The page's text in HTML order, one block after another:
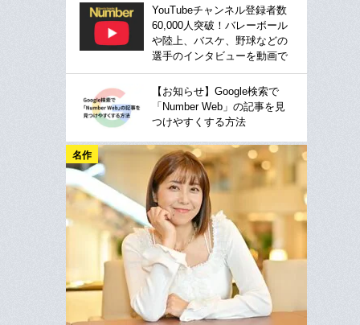
YouTubeチャンネル登録者数
60,000人突破！バレーボール
や陸上、バスケ、野球などの
選手のインタビューを動画で
【お知らせ】Google検索で
「Number Web」の記事を見
つけやすくする方法
名作